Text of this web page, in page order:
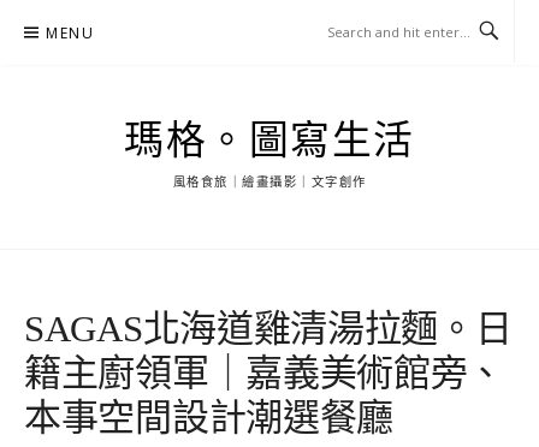
MENU
瑪格。圖寫生活
風格食旅｜繪畫攝影｜文字創作
SAGAS北海道雞清湯拉麵。日
籍主廚領軍｜嘉義美術館旁、
本事空間設計潮選餐廳